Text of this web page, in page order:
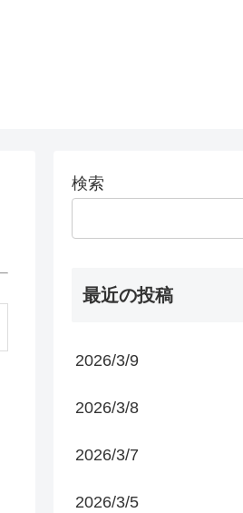
検索
最近の投稿
2026/3/9
2026/3/8
2026/3/7
2026/3/5